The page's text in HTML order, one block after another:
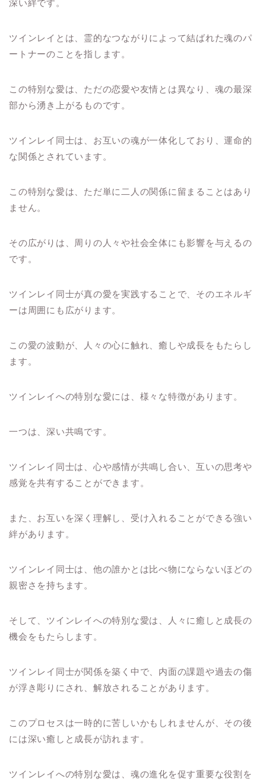
深い絆です。
ツインレイとは、霊的なつながりによって結ばれた魂のパ
ートナーのことを指します。
この特別な愛は、ただの恋愛や友情とは異なり、魂の最深
部から湧き上がるものです。
ツインレイ同士は、お互いの魂が一体化しており、運命的
な関係とされています。
この特別な愛は、ただ単に二人の関係に留まることはあり
ません。
その広がりは、周りの人々や社会全体にも影響を与えるの
です。
ツインレイ同士が真の愛を実践することで、そのエネルギ
ーは周囲にも広がります。
この愛の波動が、人々の心に触れ、癒しや成長をもたらし
ます。
ツインレイへの特別な愛には、様々な特徴があります。
一つは、深い共鳴です。
ツインレイ同士は、心や感情が共鳴し合い、互いの思考や
感覚を共有することができます。
また、お互いを深く理解し、受け入れることができる強い
絆があります。
ツインレイ同士は、他の誰かとは比べ物にならないほどの
親密さを持ちます。
そして、ツインレイへの特別な愛は、人々に癒しと成長の
機会をもたらします。
ツインレイ同士が関係を築く中で、内面の課題や過去の傷
が浮き彫りにされ、解放されることがあります。
このプロセスは一時的に苦しいかもしれませんが、その後
には深い癒しと成長が訪れます。
ツインレイへの特別な愛は、魂の進化を促す重要な役割を